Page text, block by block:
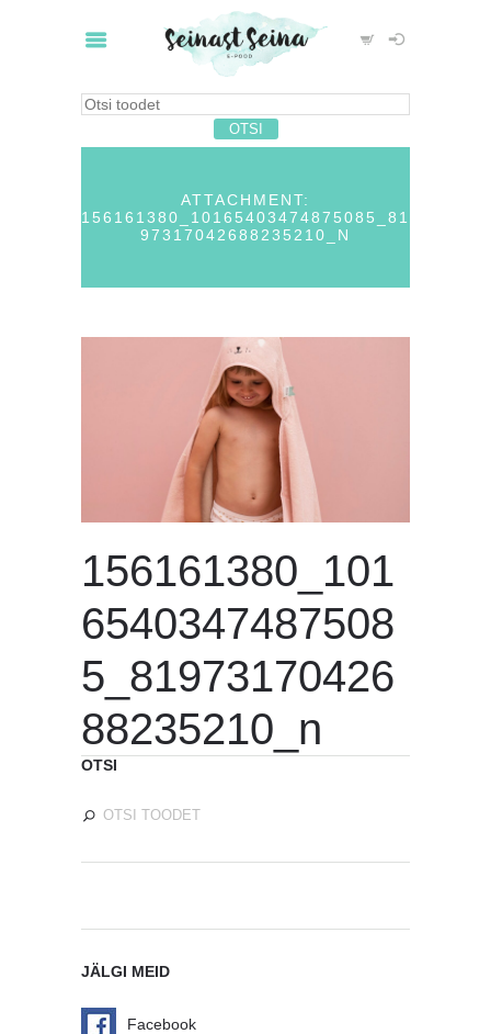
ATTACHMENT:
156161380_10165403474875085_81
97317042688235210_N
156161380_101
6540347487508
5_81973170426
88235210_n
OTSI
JÄLGI MEID
Facebook